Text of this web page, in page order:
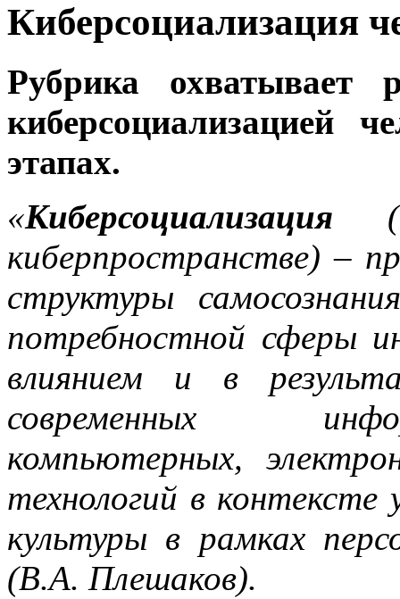
Киберсоциализация
Рубрика охватывает
киберсоциализацией
этапах.
«Киберсоциализация
киберпространстве)–
структуры
потребностной сферы
влиянием и в
современных
компьютерных,
технологий в контексте
культуры в рамках
(В.А. Плешаков).